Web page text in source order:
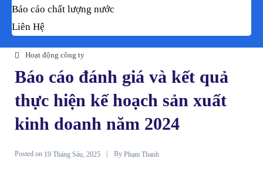
Báo cáo chất lượng nước
Liên Hệ
Hoạt động công ty
Báo cáo đánh giá và kết quả
thực hiện kế hoạch sản xuất
kinh doanh năm 2024
Posted on 19 Tháng Sáu, 2025 By Phạm Thanh